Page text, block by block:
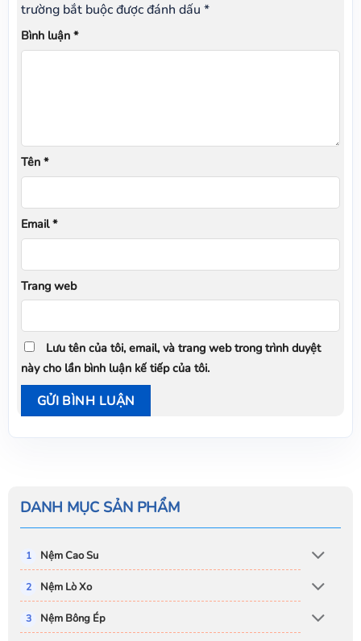
DANH MỤC SẢN PHẨM
Nệm Cao Su
Nệm Lò Xo
Nệm Bông Ép
trường bắt buộc được đánh dấu *
Bình luận *
Tên *
Email*
Trang web
Lưu tên của tôi, email, và trang web trong trình duyệt
này cho lần bình luận kế tiếp của tôi.